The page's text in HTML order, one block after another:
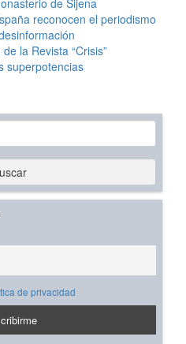
de Sijena
reconocen el periodismo
la Revista “Crisis”
superpotencias
de privacidad